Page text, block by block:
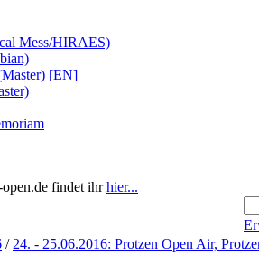
Mess/HIRAES)
[EN]
findet ihrhier...
/ 24. - 25.06.2016: Protzen Open Air,